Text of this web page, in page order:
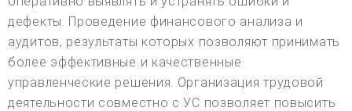
дефекты. Проведение финансового анализа и
аудитов, результаты которых позволяют принимать
более эффективные и качественные
управленческие решения. Организация трудовой
деятельности совместно с УС позволяет повысить